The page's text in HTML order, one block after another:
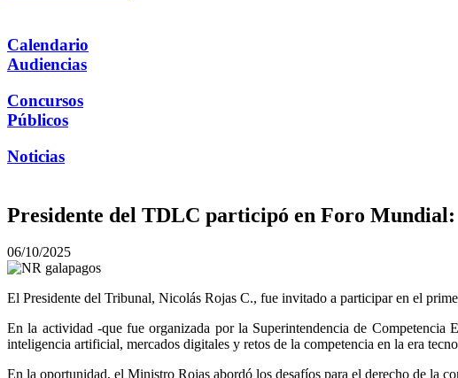
Calendario
Audiencias
Concursos
Públicos
Noticias
Presidente del TDLC participó en Foro
06/10/2025
El Presidente del Tribunal, Nicolás Rojas C., fue invitado a participar en el
En la actividad -que fue organizada por la Superintendencia de Competencia
inteligencia artificial, mercados digitales y retos de la competencia en la era
En la oportunidad, el Ministro Rojas abordó los desafíos para el derecho de la